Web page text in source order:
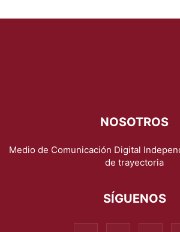
NOSOTROS
Medio de Comunicación Digital
de trayectoria
SÍGUENOS